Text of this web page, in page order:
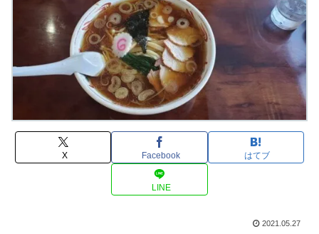
X Facebook はてブ
LINE
2021.05.27